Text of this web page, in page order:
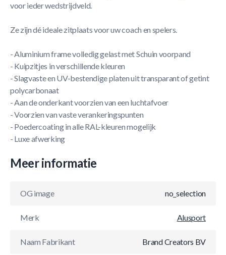
voor ieder wedstrijdveld.
Ze zijn dé ideale zitplaats voor uw coach en spelers.
- Aluminium frame volledig gelast met Schuin voorpand
- Kuipzitjes in verschillende kleuren
- Slagvaste en UV-bestendige platen uit transparant of getint
polycarbonaat
- Aan de onderkant voorzien van een luchtafvoer
- Voorzien van vaste verankeringspunten
- Poedercoating in alle RAL-kleuren mogelijk
- Luxe afwerking
Meer informatie
OG image no_selection
Merk Alusport
Naam Fabrikant Brand Creators BV